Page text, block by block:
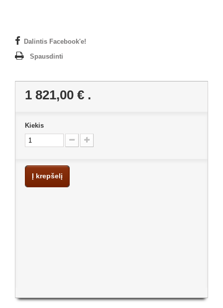
Dalintis Facebook'e!
Spausdinti
1 821,00 € .
Kiekis
Į krepšelį